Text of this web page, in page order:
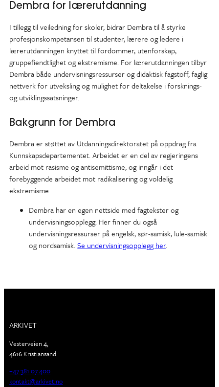
Dembra for lærerutdanning
I tillegg til veiledning for skoler, bidrar Dembra til å styrke
profesjonskompetansen til studenter, lærere og ledere i
lærerutdanningen knyttet til fordommer, utenforskap,
gruppefiendtlighet og ekstremisme. For lærerutdanningen tilbyr
Dembra både undervisningsressurser og didaktisk fagstoff, faglig
nettverk for utveksling og mulighet for deltakelse i forsknings-
og utviklingssatsninger.
Bakgrunn for Dembra
Dembra er støttet av Utdanningsdirektoratet på oppdrag fra
Kunnskapsdepartementet. Arbeidet er en del av regjeringens
arbeid mot rasisme og antisemittisme, og inngår i det
forebyggende arbeidet mot radikalisering og voldelig
ekstremisme.
Dembra har en egen nettside med fagtekster og
undervisningsopplegg. Her finner du også
undervisningsressurser på engelsk, sør-samisk, lule-samisk
og nordsamisk.Se undervisningsopplegg her.
ARKIVET
Vesterveien 4,
4616 Kristiansand
+47 381 07 400
kontakt@arkivet.no